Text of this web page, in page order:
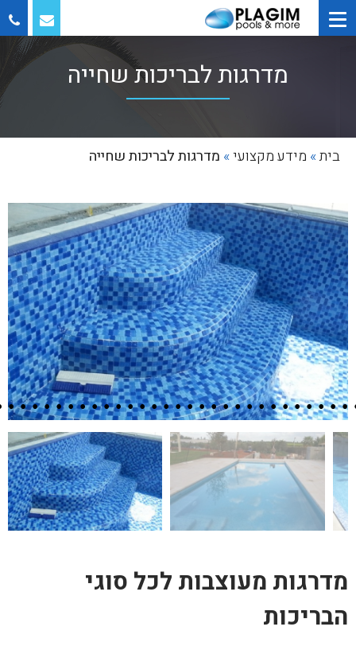
מדרגות לבריכות שחייה
בית» מידע מקצועי» מדרגות לבריכות שחייה
מדרגות מעוצבות לכל סוגי
הבריכות